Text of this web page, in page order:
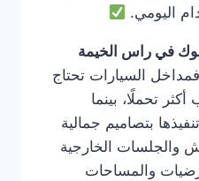
اليومي.
في راس الخيمة
السيارات تحتاج
تحملًا، بينما
بتصاميم جمالية
والجلسات الخارجية
والمساحات